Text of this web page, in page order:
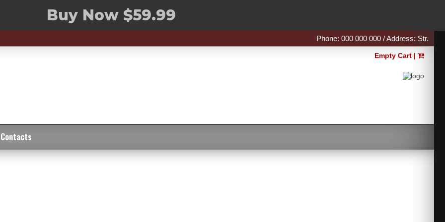
Buy Now $59.99
Phone: 000 000 000 / Address: Str.
Empty Cart |
Contacts